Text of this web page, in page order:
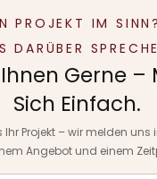
PROJEKT IM
DARÜBER
Gerne –
Sich Einfach.
Ihr Projekt – wir melden
Angebot und einem